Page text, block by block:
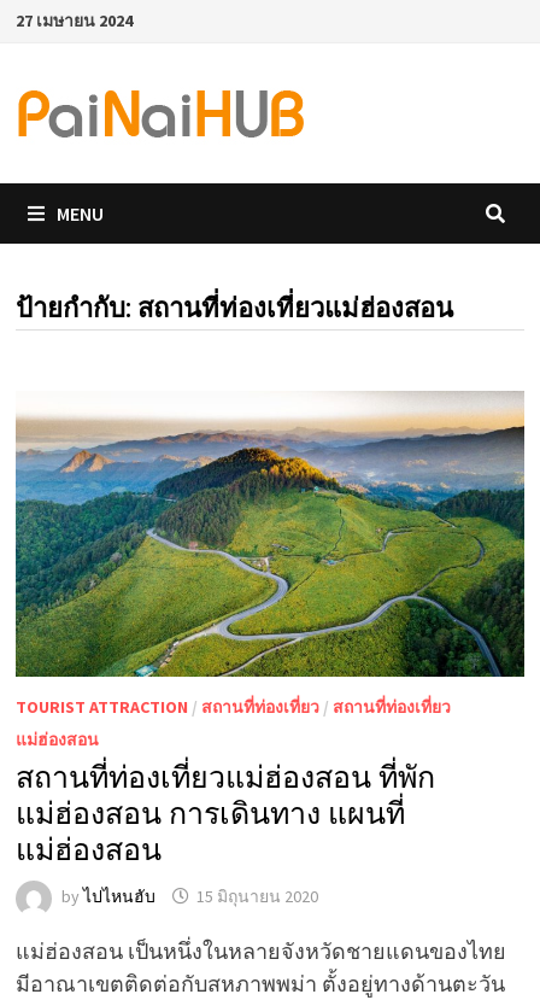
Skip27 เมษายน 2024
MENU
ป้ายกำกับ: สถานที่ท่องเที่ยวแม่ฮ่องสอน
TOURIST ATTRACTION / สถานที่ท่องเที่ยว/ สถานที่ท่องเที่ยว
แม่ฮ่องสอน
สถานที่ท่องเที่ยวแม่ฮ่องสอน ที่พัก
แม่ฮ่องสอน การเดินทาง แผนที่
แม่ฮ่องสอน
byไปไหนฮับ 15 มิถุนายน 2020
แม่ฮ่องสอน เป็นหนึ่งในหลายจังหวัดชายแดนของไทย
มีอาณาเขตติดต่อกับสหภาพพม่า ตั้งอยู่ทางด้านตะวัน